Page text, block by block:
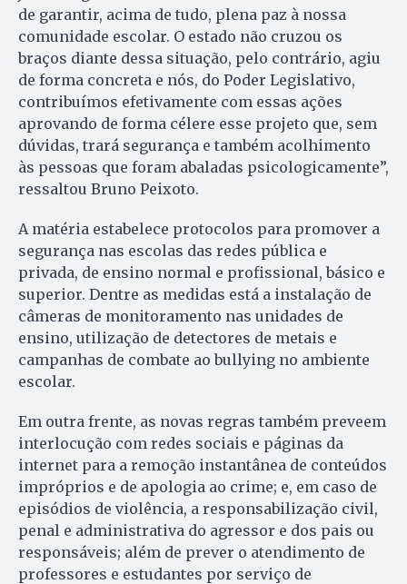
de garantir, acima de tudo, plena paz à nossa
comunidade escolar. O estado não cruzou os
braços diante dessa situação, pelo contrário, agiu
de forma concreta e nós, do Poder Legislativo,
contribuímos efetivamente com essas ações
aprovando de forma célere esse projeto que, sem
dúvidas, trará segurança e também acolhimento
às pessoas que foram abaladas psicologicamente”,
ressaltou Bruno Peixoto.
A matéria estabelece protocolos para promover a
segurança nas escolas das redes pública e
privada, de ensino normal e profissional, básico e
superior. Dentre as medidas está a instalação de
câmeras de monitoramento nas unidades de
ensino, utilização de detectores de metais e
campanhas de combate ao bullying no ambiente
escolar.
Em outra frente, as novas regras também preveem
interlocução com redes sociais e páginas da
internet para a remoção instantânea de conteúdos
impróprios e de apologia ao crime; e, em caso de
episódios de violência, a responsabilização civil,
penal e administrativa do agressor e dos pais ou
responsáveis; além de prever o atendimento de
professores e estudantes por serviço de